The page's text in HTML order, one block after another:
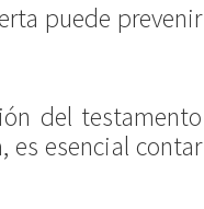
puede prevenir
del testamento
es esencial contar